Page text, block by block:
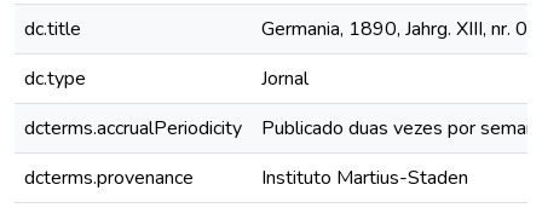
dc.title
Germania, 1890, Jahrg. XIII, nr.
dc.type
Jornal
dcterms.accrualPeriodicity
Publicado duas vezes por
dcterms.provenance
Instituto Martius-Staden